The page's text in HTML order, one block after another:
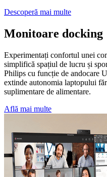
Descoperă mai multe
Monitoare docking
Experimentați confortul unei
simplifică spațiul de lucru și
Philips cu funcție de andocare
extinde autonomia laptopului
suplimentare de alimentare.
Află mai multe